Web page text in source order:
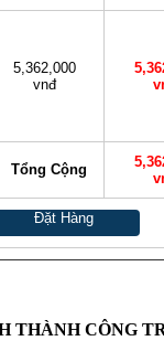
5,362,000
vnđ
Tổng Cộng
Đặt Hàng
THÀNH CÔNG